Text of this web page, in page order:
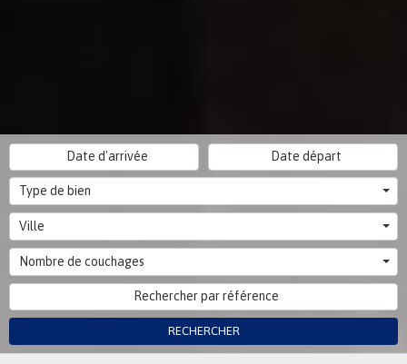
Type de bien
Ville
Nombre de couchages
RECHERCHER